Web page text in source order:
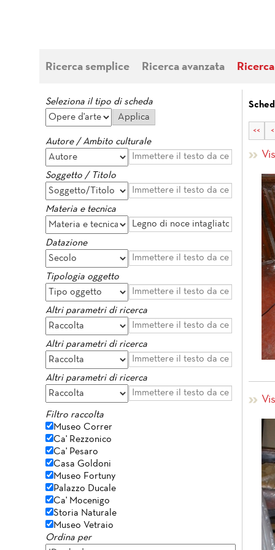
Ricerca semplice Ricerca avanzata
Seleziona il tipo di scheda
Autore / Ambito culturale
Soggetto / Titolo
Materia e tecnica
Datazione
Tipologia oggetto
Altri parametri di ricerca
Altri parametri di ricerca
Altri parametri di ricerca
Filtro raccolta
Museo Correr
Ca' Rezzonico
Ca' Pesaro
Casa Goldoni
Museo Fortuny
Palazzo Ducale
Ca' Mocenigo
Storia Naturale
Museo Vetraio
Ordina per
<< <